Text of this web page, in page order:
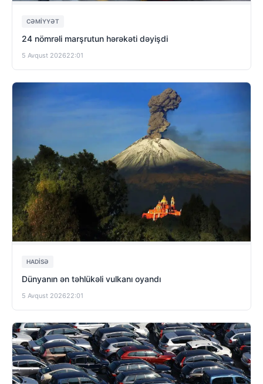
CƏMIYYƏT
24 nömrəli marşrutun hərəkəti dəyişdi
5 Avqust 202622:01
HADISƏ
Dünyanın ən təhlükəli vulkanı oyandı
5 Avqust 202622:01